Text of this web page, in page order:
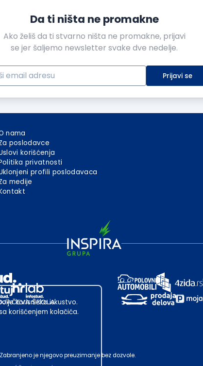
Da ti ništa ne promakne
Ako želiš da ti stvarno ništa ne promakne, prijavi
se jer šaljemo newsletter svake dve nedelje.
Prijavi se
nama
poslodavce
korišćenja
privatnosti
profili poslodavaca
medije
je njegovo preuzimanje bez dozvole.
korisničko iskustvo.
korišćenjem kolačića.